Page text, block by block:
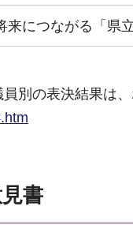
来につながる「県
別の表決結果は、
書